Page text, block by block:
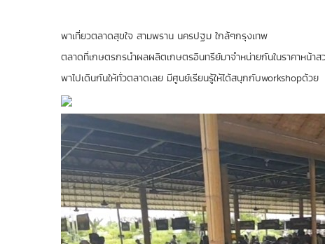
พาเที่ยวตลาดสุขใจ สามพราน นครปฐม ใกล้ๆกรุงเทพ
ตลาดที่เกษตรกรนำผลผลิตเกษตรอินทรีย์มาจำหน่ายกันในราคาหน้าส
พาไปเดินกันให้ทั่วตลาดเลย มีศูนย์เรียนรู้ให้ได้สนุกกับworkshopด้วย